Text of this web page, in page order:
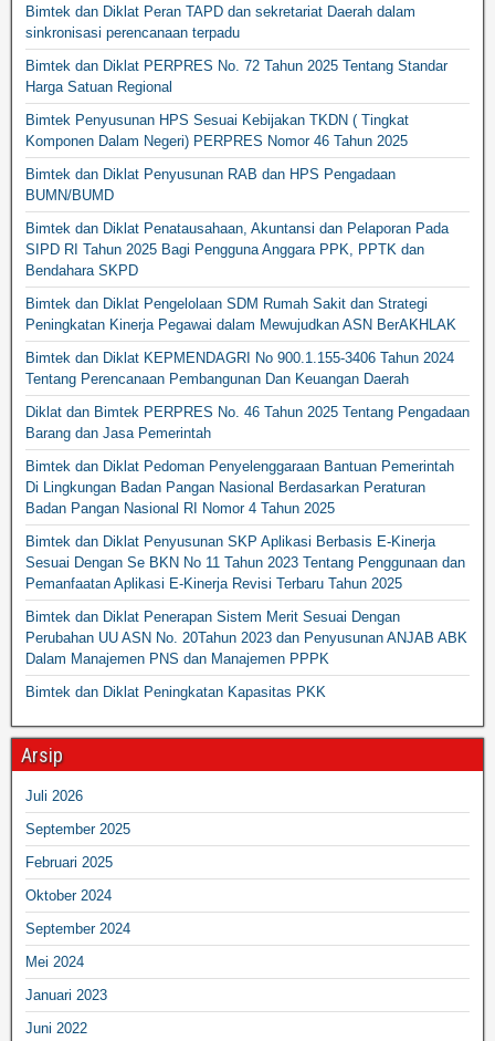
Bimtek dan Diklat Peran TAPD dan sekretariat Daerah dalam
sinkronisasi perencanaan terpadu
Bimtek dan Diklat PERPRES No. 72 Tahun 2025 Tentang Standar
Harga Satuan Regional
Bimtek Penyusunan HPS Sesuai Kebijakan TKDN ( Tingkat
Komponen Dalam Negeri) PERPRES Nomor 46 Tahun 2025
Bimtek dan Diklat Penyusunan RAB dan HPS Pengadaan
BUMN/BUMD
Bimtek dan Diklat Penatausahaan, Akuntansi dan Pelaporan Pada
SIPD RI Tahun 2025 Bagi Pengguna Anggara PPK, PPTK dan
Bendahara SKPD
Bimtek dan Diklat Pengelolaan SDM Rumah Sakit dan Strategi
Peningkatan Kinerja Pegawai dalam Mewujudkan ASN BerAKHLAK
Bimtek dan Diklat KEPMENDAGRI No 900.1.155-3406 Tahun 2024
Tentang Perencanaan Pembangunan Dan Keuangan Daerah
Diklat dan Bimtek PERPRES No. 46 Tahun 2025 Tentang Pengadaan
Barang dan Jasa Pemerintah
Bimtek dan Diklat Pedoman Penyelenggaraan Bantuan Pemerintah
Di Lingkungan Badan Pangan Nasional Berdasarkan Peraturan
Badan Pangan Nasional RI Nomor 4 Tahun 2025
Bimtek dan Diklat Penyusunan SKP Aplikasi Berbasis E-Kinerja
Sesuai Dengan Se BKN No 11 Tahun 2023 Tentang Penggunaan dan
Pemanfaatan Aplikasi E-Kinerja Revisi Terbaru Tahun 2025
Bimtek dan Diklat Penerapan Sistem Merit Sesuai Dengan
Perubahan UU ASN No. 20Tahun 2023 dan Penyusunan ANJAB ABK
Dalam Manajemen PNS dan Manajemen PPPK
Bimtek dan Diklat Peningkatan Kapasitas PKK
Arsip
Juli 2026
September 2025
Februari 2025
Oktober 2024
September 2024
Mei 2024
Januari 2023
Juni 2022